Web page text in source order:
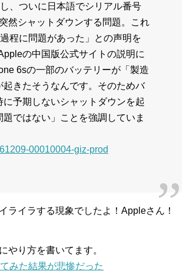
、ついに日本語でシリアル番号
然シャットダウンする問題。これ
程に問題があった」との声明を
の中国版公式サイトの説明に
6sの一部のバッテリーが「製造
きたそうなんです。そのためバ
予期しないシャットダウンを起
ではない」ことを強調していま
00010004-giz-prod
ライラする現象でしたよ！Appleさん！
やり方を書いてます。
みた結果が悲惨だった